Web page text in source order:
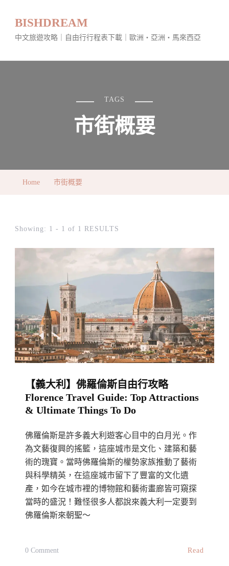
BISHDREAM
中文旅遊攻略｜自由行行程表下載｜歐洲・亞洲・馬來西亞
TAGS
市街概要
Home 市街概要
Showing: 1 - 1 of 1 RESULTS
【義大利】佛羅倫斯自由行攻略
Florence Travel Guide: Top Attractions
& Ultimate Things To Do
佛羅倫斯是許多義大利遊客心目中的白月光。作
為文藝復興的搖籃，這座城市是文化、建築和藝
術的瑰寶。當時佛羅倫斯的權勢家族推動了藝術
與科學精英，在這座城市留下了豐富的文化遺
產，如今在城市裡的博物館和藝術畫廊皆可窺探
當時的盛況！難怪很多人都說來義大利一定要到
佛羅倫斯來朝聖～
0 CommentOn
Read